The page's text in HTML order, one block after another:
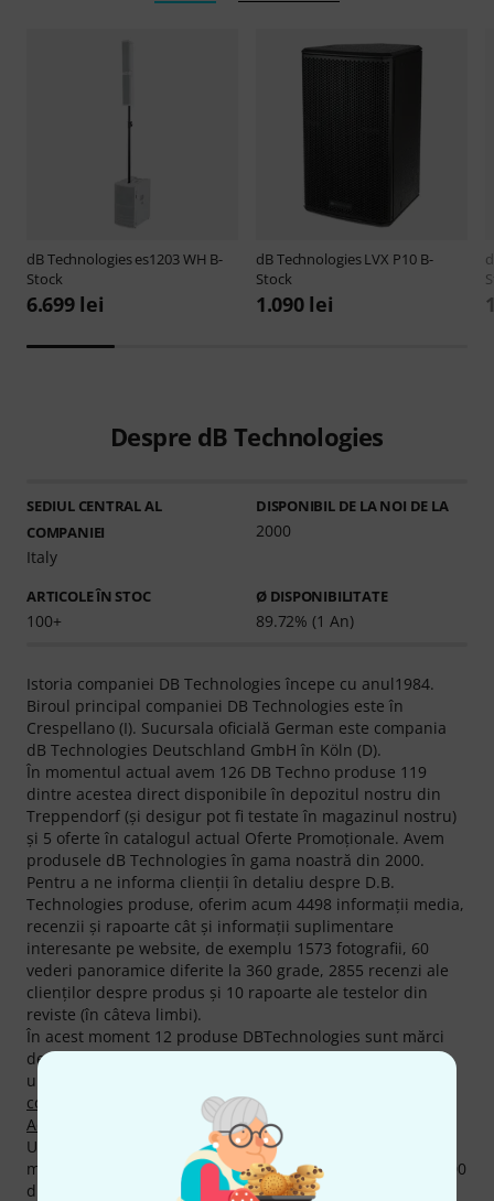
dB Technologieses1203 WH B-
Stock
6.699 lei
dB TechnologiesLVX P10 B-
Stock
1.090 lei
Despre dB Technologies
SEDIUL CENTRAL AL
COMPANIEI
Italy
DISPONIBIL DE LA NOI DE LA
2000
ARTICOLE ÎN STOC
100+
Ø DISPONIBILITATE
89.72% (1 An)
Istoria companiei DB Technologies începe cu anul1984.
Biroul principal companiei DB Technologies este în
Crespellano (I). Sucursala oficială German este compania
dB Technologies Deutschland GmbH în Köln (D).
În momentul actual avem 126 DB Techno produse 119
dintre acestea direct disponibile în depozitul nostru din
Treppendorf (şi desigur pot fi testate în magazinul nostru)
şi 5 oferte în catalogul actual Oferte Promoţionale. Avem
produsele dB Technologies în gama noastră din 2000.
Pentru a ne informa clienţii în detaliu despre D.B.
Technologies produse, oferim acum 4498 informaţii media,
recenzii şi rapoarte cât şi informaţii suplimentare
interesante pe website, de exemplu 1573 fotografii, 60
vederi panoramice diferite la 360 grade, 2855 recenzi ale
clienţilor despre produs şi 10 rapoarte ale testelor din
reviste (în câteva limbi).
În acest moment 12 produse DBTechnologies sunt mărci
de top la Thomann, pe lângă altele din categoriile
următoare
coloană
Monitoare Pasive (PA),Line Array
Active
Următorul produs este best seller-ul absolut al acestei
mărci
dB Technologies ES602. Am vândut deja peste 20.000
din acestea.